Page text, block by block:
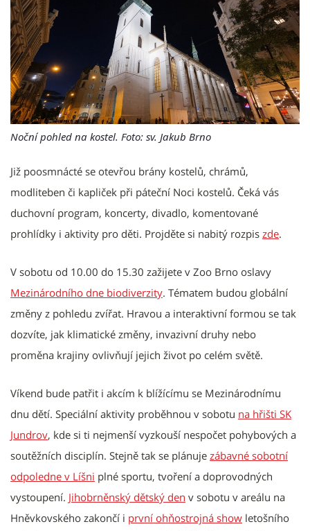
Noční pohled na kostel. Foto: sv. Jakub Brno
Již poosmnácté se otevřou brány kostelů, chrámů,
modliteben či kapliček při páteční Noci kostelů. Čeká vás
duchovní program, koncerty, divadlo, komentované
prohlídky i aktivity pro děti. Projděte si nabitý rozpis zde.
V sobotu od 10.00 do 15.30 zažijete v Zoo Brno oslavy
Mezinárodního dne biodiverzity. Tématem budou globální
změny z pohledu zvířat. Hravou a interaktivní formou se tak
dozvíte, jak klimatické změny, invazivní druhy nebo
proměna krajiny ovlivňují jejich život po celém světě.
Víkend bude patřit i akcím k blížícímu se Mezinárodnímu
dnu dětí. Speciální aktivity proběhnou v sobotu na hřišti SK
Jundrov, kde si ti nejmenší vyzkouší nespočet pohybových a
soutěžních disciplín. Stejně tak se plánuje zábavné sobotní
odpoledne v Líšni plné sportu, tvoření a doprovodných
vystoupení. Jihobrněnský dětský den v sobotu v areálu na
Hněvkovského zakončí i první ohňostrojná show letošního